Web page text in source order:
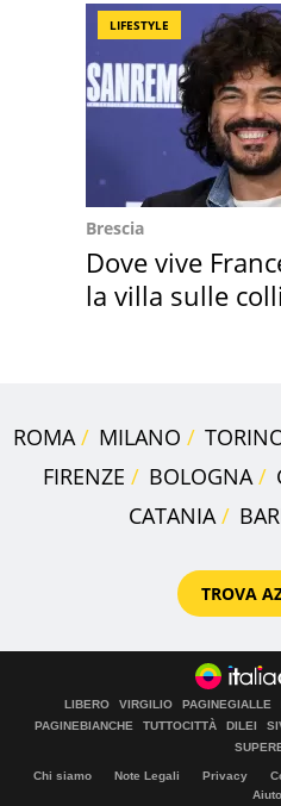
LIFESTYLE
Brescia
Dove vive
la villa sulle
ROMA MILANO
FIRENZE
BOLOGNA
CATANIA
TROVA
LIBERO VIRGILIO PAGINEGIALLE
PAGINEBIANCHE
TUTTOCITTÀ DILEI
Chi siamo Note Legali Privacy
Aiuto